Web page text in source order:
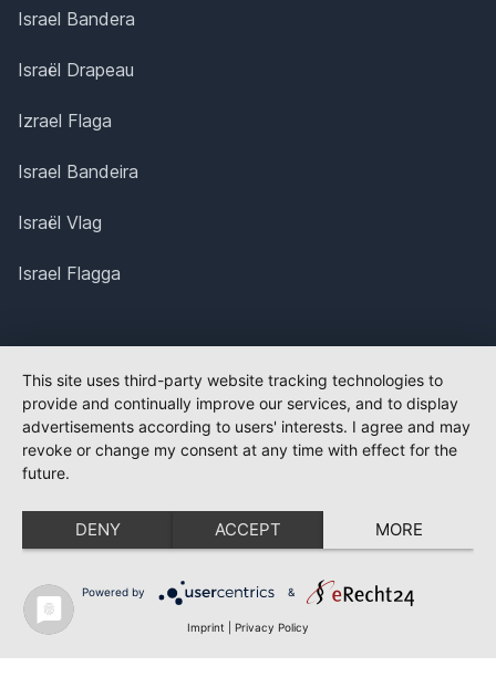
Israel Bandera
Israël Drapeau
Izrael Flaga
Israel Bandeira
Israël Vlag
Israel Flagga
This site uses third-party website tracking technologies to
provide and continually improve our services, and to display
advertisements according to users' interests. I agree and may
revoke or change my consent at any time with effect for the
future.
DENY ACCEPT MORE
Powered by &
Imprint Privacy Policy